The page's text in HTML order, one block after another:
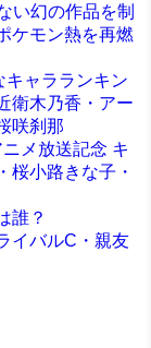
い幻の作品を制
ケモン熱を再燃
キャラランキン
衛木乃香・アー
咲刹那
メ放送記念 キ
桜小路きな子・
誰？
イバルC・親友